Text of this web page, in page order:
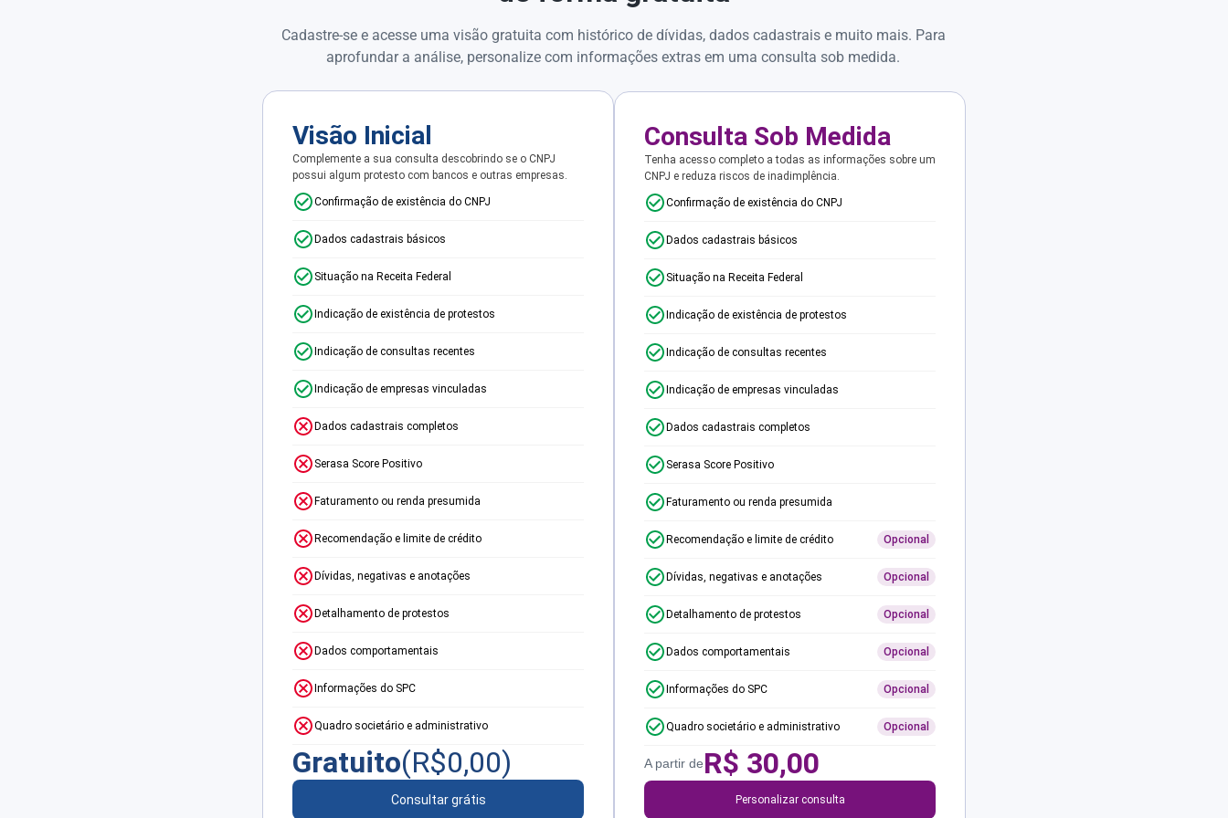
Cadastre-se e acesse uma visão gratuita com histórico de dívidas, dados cadastrais e muito mais. Para
aprofundar a análise, personalize com informações extras em uma consulta sob medida.
Visão Inicial
Complemente a sua consulta descobrindo se o CNPJ
possui algum protesto com bancos e outras empresas.
Confirmação de existência do CNPJ
Dados cadastrais básicos
Situação na Receita Federal
Indicação de existência de protestos
Indicação de consultas recentes
Indicação de empresas vinculadas
Dados cadastrais completos
Serasa Score Positivo
Faturamento ou renda presumida
Recomendação e limite de crédito
Dívidas, negativas e anotações
Detalhamento de protestos
Dados comportamentais
Informações do SPC
Quadro societário e administrativo
Gratuito(R$0,00)
Consultar grátis
Consulta Sob Medida
Tenha acesso completo a todas as informações sobre um
CNPJ e reduza riscos de inadimplência.
Confirmação de existência do CNPJ
Dados cadastrais básicos
Situação na Receita Federal
Indicação de existência de protestos
Indicação de consultas recentes
Indicação de empresas vinculadas
Dados cadastrais completos
Serasa Score Positivo
Faturamento ou renda presumida
Recomendação e limite de crédito Opcional
Dívidas, negativas e anotações Opcional
Detalhamento de protestos Opcional
Dados comportamentais Opcional
Informações do SPC Opcional
Quadro societário e administrativo Opcional
A partir deR$ 30,00
Personalizar consulta